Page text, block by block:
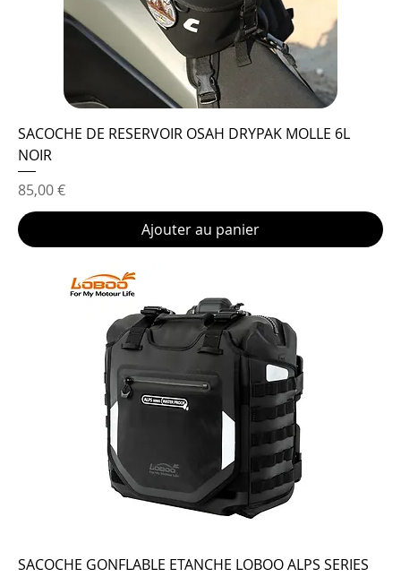
SACOCHE DE RESERVOIR OSAH DRYPAK MOLLE 6L
NOIR
Prix
85,00 €
Ajouter au panier
SACOCHE GONFLABLE ETANCHE LOBOO ALPS SERIES